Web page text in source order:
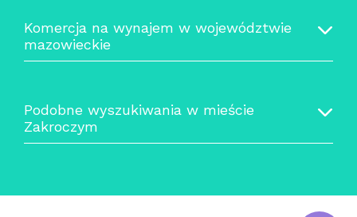
Komercja na wynajem w województwie
mazowieckie
Podobne wyszukiwania w mieście
Zakroczym